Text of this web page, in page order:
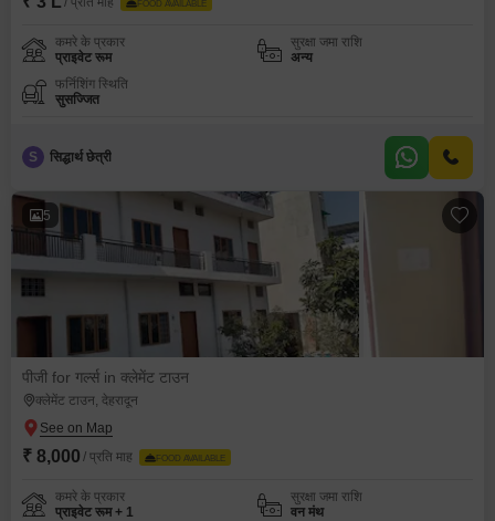
FOOD AVAILABLE
कमरे के प्रकार
प्राइवेट रूम
सुरक्षा जमा राशि
अन्य
फर्निशिंग स्थिति
सुसज्जित
S सिद्धार्थ छेत्री
5
पीजी for गर्ल्स in क्लेमेंट टाउन
क्लेमेंट टाउन, देहरादून
₹ 8,000 / प्रति माह FOOD AVAILABLE
कमरे के प्रकार
प्राइवेट रूम + 1
सुरक्षा जमा राशि
वन मंथ